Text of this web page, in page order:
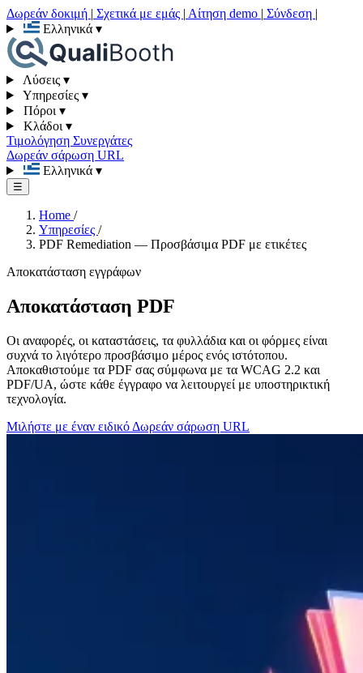
Δωρεάν δοκιμή | Σχετικά με εμάς | Αίτηση demo | Σύνδεση |
Ελληνικά ▾
Λύσεις ▾
Υπηρεσίες ▾
Πόροι ▾
Κλάδοι ▾
Τιμολόγηση Συνεργάτες
Δωρεάν σάρωση URL
Ελληνικά ▾
☰
Home /
Υπηρεσίες /
PDF Remediation — Προσβάσιμα PDF με ετικέτες
Αποκατάσταση εγγράφων
Αποκατάσταση PDF
Οι αναφορές, οι καταστάσεις, τα φυλλάδια και οι φόρμες είναι
συχνά το λιγότερο προσβάσιμο μέρος ενός ιστότοπου.
Αποκαθιστούμε τα PDF σας σύμφωνα με τα WCAG 2.2 και
PDF/UA, ώστε κάθε έγγραφο να λειτουργεί με υποστηρικτική
τεχνολογία.
Μιλήστε με έναν ειδικό Δωρεάν σάρωση URL